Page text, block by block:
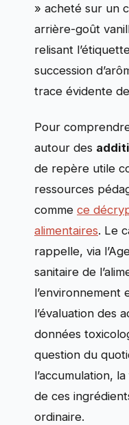
» acheté sur un
arrière-goût
relisant
succession
trace évidente
Pour
autour des
de repère utile
ressources
comme ce
alimentaires. Le
rappelle, via
sanitaire de
l’environnement
l’évaluation des
données
question du
l’accumulation,
de ces
ordinaire.